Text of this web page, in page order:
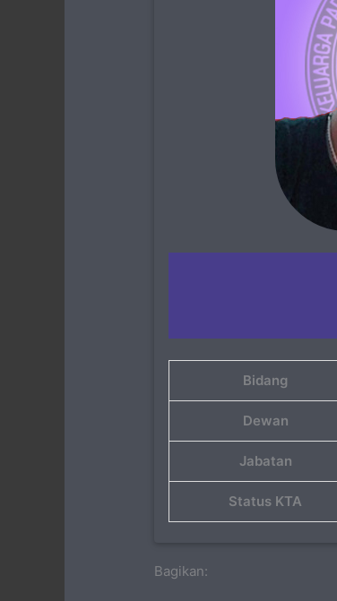
Bidang
Dewan
Jabatan
Status KTA
Bagikan: